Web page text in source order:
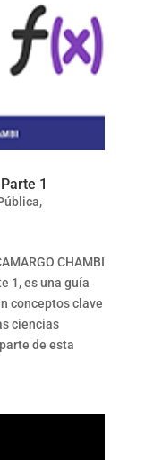
1
,
CHAMBI
1, es una guía
conceptos clave
ciencias
de esta